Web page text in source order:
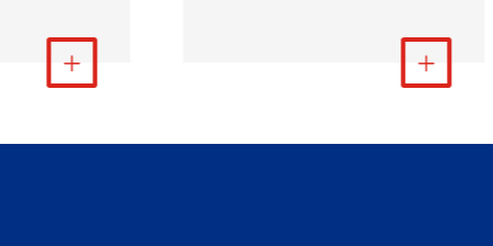
Lebih Banyak
 Lihat Lebih Banyak
